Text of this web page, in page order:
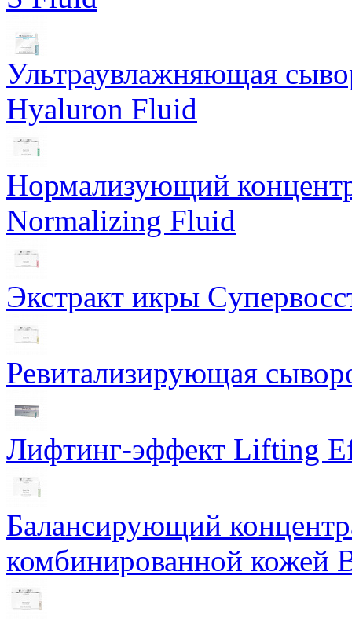
Ультраувлажняющая
Hyaluron Fluid
Нормализующий
Normalizing Fluid
Экстракт икры
Ревитализирующая
Лифтинг-эффект Lifting
Балансирующий
комбинированной кожей